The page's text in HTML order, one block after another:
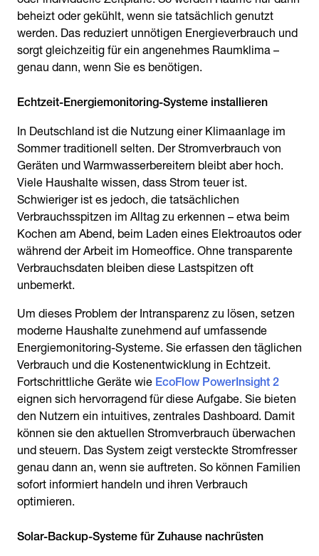
beheizt oder gekühlt, wenn sie tatsächlich genutzt
werden. Das reduziert unnötigen Energieverbrauch und
sorgt gleichzeitig für ein angenehmes Raumklima –
genau dann, wenn Sie es benötigen.
Echtzeit-Energiemonitoring-Systeme installieren
In Deutschland ist die Nutzung einer Klimaanlage im
Sommer traditionell selten. Der Stromverbrauch von
Geräten und Warmwasserbereitern bleibt aber hoch.
Viele Haushalte wissen, dass Strom teuer ist.
Schwieriger ist es jedoch, die tatsächlichen
Verbrauchsspitzen im Alltag zu erkennen – etwa beim
Kochen am Abend, beim Laden eines Elektroautos oder
während der Arbeit im Homeoffice. Ohne transparente
Verbrauchsdaten bleiben diese Lastspitzen oft
unbemerkt.
Um dieses Problem der Intransparenz zu lösen, setzen
moderne Haushalte zunehmend auf umfassende
Energiemonitoring-Systeme. Sie erfassen den täglichen
Verbrauch und die Kostenentwicklung in Echtzeit.
Fortschrittliche Geräte wie EcoFlow PowerInsight 2
eignen sich hervorragend für diese Aufgabe. Sie bieten
den Nutzern ein intuitives, zentrales Dashboard. Damit
können sie den aktuellen Stromverbrauch überwachen
und steuern. Das System zeigt versteckte Stromfresser
genau dann an, wenn sie auftreten. So können Familien
sofort informiert handeln und ihren Verbrauch
optimieren.
Solar-Backup-Systeme für Zuhause nachrüsten